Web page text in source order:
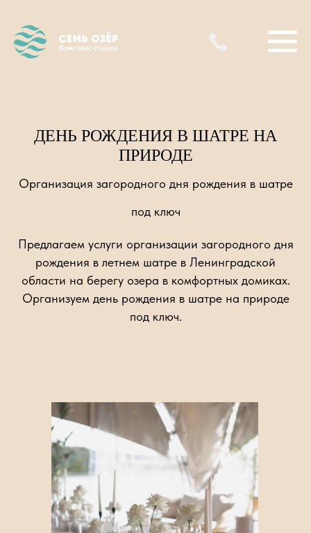
ДЕНЬ РОЖДЕНИЯ В ШАТРЕ НА
ПРИРОДЕ
Организация загородного дня рождения в шатре
под ключ
Предлагаем услуги организации загородного дня
рождения в летнем шатре в Ленинградской
области на берегу озера в комфортных домиках.
Организуем день рождения в шатре на природе
под ключ.